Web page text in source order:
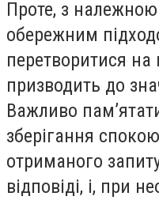
Проте, з
обережним
перетворитися
призводить до
Важливо
зберігання
отриманого
відповіді, і, при